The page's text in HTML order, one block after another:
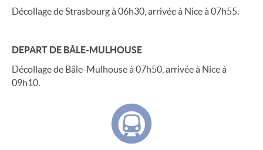
Décollage de Strasbourg à 06h30, arrivée à Nice à 07h55.
DEPART DE BÂLE-MULHOUSE
Décollage de Bâle-Mulhouse à 07h50, arrivée à Nice à
09h10.